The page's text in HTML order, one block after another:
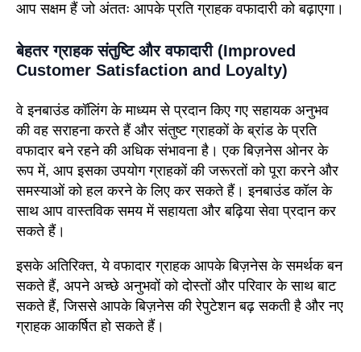
आप सक्षम हैं जो अंततः आपके प्रति ग्राहक वफादारी को बढ़ाएगा।
बेहतर ग्राहक संतुष्टि और वफादारी (Improved
Customer Satisfaction and Loyalty)
वे इनबाउंड कॉलिंग के माध्यम से प्रदान किए गए सहायक अनुभव
की वह सराहना करते हैं और संतुष्ट ग्राहकों के ब्रांड के प्रति
वफादार बने रहने की अधिक संभावना है। एक बिज़नेस ओनर के
रूप में, आप इसका उपयोग ग्राहकों की जरूरतों को पूरा करने और
समस्याओं को हल करने के लिए कर सकते हैं। इनबाउंड कॉल के
साथ आप वास्तविक समय में सहायता और बढ़िया सेवा प्रदान कर
सकते हैं।
इसके अतिरिक्त, ये वफादार ग्राहक आपके बिज़नेस के समर्थक बन
सकते हैं, अपने अच्छे अनुभवों को दोस्तों और परिवार के साथ बाट
सकते हैं, जिससे आपके बिज़नेस की रेपुटेशन बढ़ सकती है और नए
ग्राहक आकर्षित हो सकते हैं।